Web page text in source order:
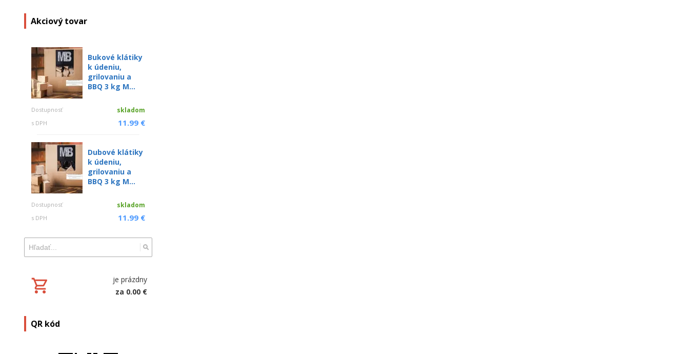
Akciový tovar
Bukové klátiky
k údeniu,
grilovaniu a
BBQ 3 kg M...
Dostupnosť skladom
s DPH 11.99 €
Dubové klátiky
k údeniu,
grilovaniu a
BBQ 3 kg M...
Dostupnosť skladom
s DPH 11.99 €
je prázdny
za 0.00 €
QR kód